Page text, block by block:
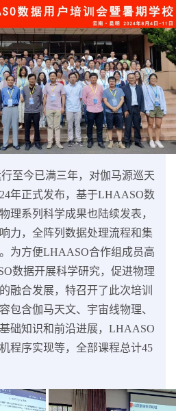
至今已满三年，对伽马源巡天
年正式发布，基于LHAASO数
理系列科学成果也陆续发表，
力，全阵列数据处理流程和集
为方便LHAASO合作组成员高
数据开展科学研究，促进物理
融合发展，特召开了此次培训
包含伽马天文、宇宙线物理、
础知识和前沿进展，LHAASO
程序实现等，全部课程总计45